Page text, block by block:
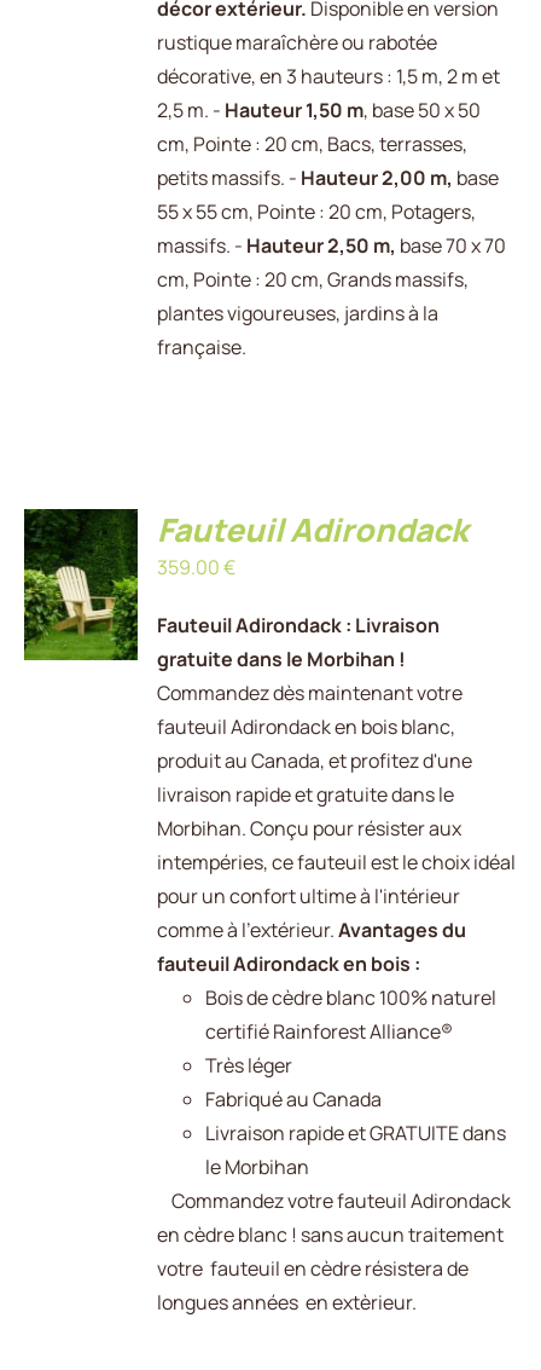
décor extérieur. Disponible en version
rustique maraîchère ou rabotée
décorative, en 3 hauteurs : 1,5 m, 2 m et
2,5 m. - Hauteur 1,50 m, base 50 x 50
cm, Pointe : 20 cm, Bacs, terrasses,
petits massifs. - Hauteur 2,00 m, base
55 x 55 cm, Pointe : 20 cm, Potagers,
massifs. - Hauteur 2,50 m, base 70 x 70
cm, Pointe : 20 cm, Grands massifs,
plantes vigoureuses, jardins à la
française.
AJOUTER
AU
PANIER
/
DÉTAILS
Fauteuil Adirondack
359.00€
Fauteuil Adirondack : Livraison
gratuite dans le Morbihan !
Commandez dès maintenant votre
fauteuil Adirondack en bois blanc,
produit au Canada, et profitez d'une
livraison rapide et gratuite dans le
Morbihan. Conçu pour résister aux
intempéries, ce fauteuil est le choix idéal
pour un confort ultime à l'intérieur
comme à l'extérieur.Avantages du
fauteuil Adirondack en bois :
Bois de cèdre blanc 100% naturel
certifié Rainforest Alliance®
Très léger
Fabriqué au Canada
Livraison rapide et GRATUITE dans
le Morbihan
Commandez votre fauteuil Adirondack
en cèdre blanc ! sans aucun traitement
votre fauteuil en cèdre résistera de
longues années en extèrieur.